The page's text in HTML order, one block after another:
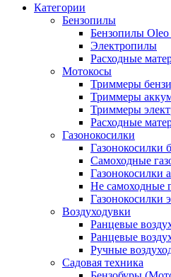
Категории
Бензопилы
Бензопилы Oleo
Электропилы
Расходные
Мотокосы
Триммеры
Триммеры
Триммеры
Расходные
Газонокосилки
Газонокосилки
Самоходные
Газонокосилки
Не самоходные
Газонокосилки
Воздуходувки
Ранцевые
Ранцевые
Ручные
Садовая техника